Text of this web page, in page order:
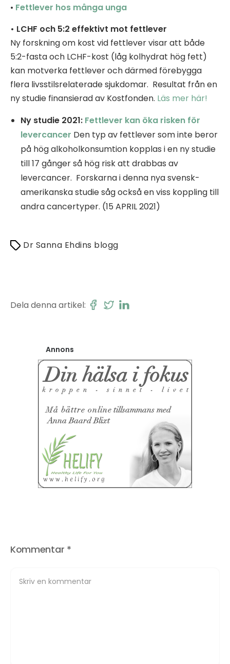
• Fettlever hos många unga
• LCHF och 5:2 effektivt mot fettlever
Ny forskning om kost vid fettlever visar att både
5:2-fasta och LCHF-kost (låg kolhydrat hög fett)
kan motverka fettlever och därmed förebygga
flera livsstilsrelaterade sjukdomar. Resultat från en
ny studie finansierad av Kostfonden. Läs mer här!
Ny studie 2021: Fettlever kan öka risken för
levercancer Den typ av fettlever som inte beror
på hög alkoholkonsumtion kopplas i en ny studie
till 17 gånger så hög risk att drabbas av
levercancer. Forskarna i denna nya svensk-
amerikanska studie såg också en viss koppling till
andra cancertyper. (15 APRIL 2021)
Dr Sanna Ehdins blogg
Dela denna artikel:
Annons
Kommentar *